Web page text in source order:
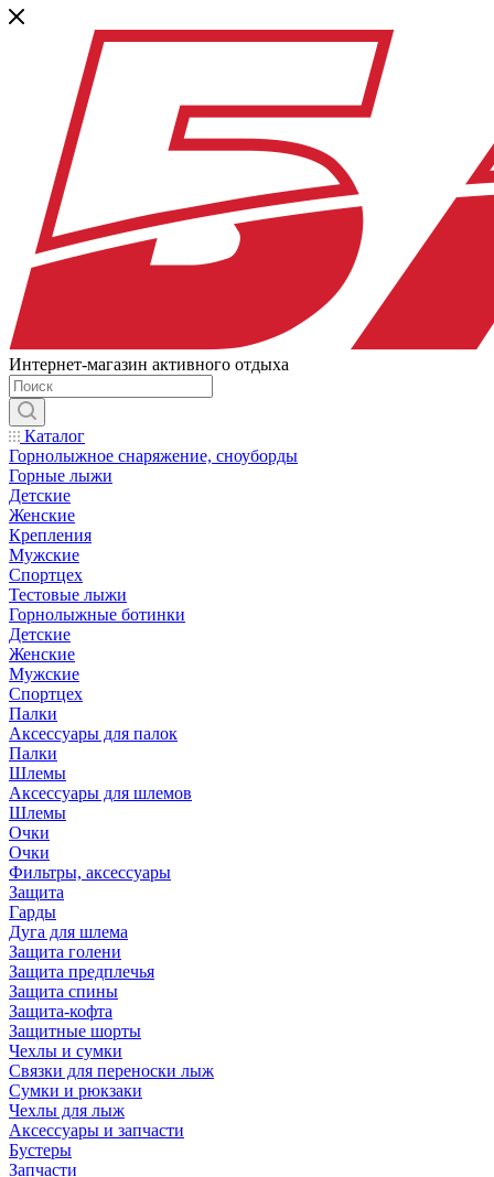
Интернет-магазин активного отдыха
Каталог
Горнолыжное снаряжение, сноуборды
Горные лыжи
Детские
Женские
Крепления
Мужские
Спортцех
Тестовые лыжи
Горнолыжные ботинки
Детские
Женские
Мужские
Спортцех
Палки
Аксессуары для палок
Палки
Шлемы
Аксессуары для шлемов
Шлемы
Очки
Очки
Фильтры, аксессуары
Защита
Гарды
Дуга для шлема
Защита голени
Защита предплечья
Защита спины
Защита-кофта
Защитные шорты
Чехлы и сумки
Связки для переноски лыж
Сумки и рюкзаки
Чехлы для лыж
Аксессуары и запчасти
Бустеры
Запчасти